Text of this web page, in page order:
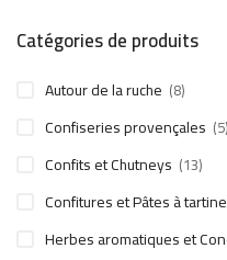
Catégories de produits
Autour de la ruche (8)
Confiseries provençales (5)
Confits et Chutneys (13)
Confitures et Pâtes à
Herbes aromatiques et